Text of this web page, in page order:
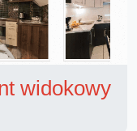
widokowy